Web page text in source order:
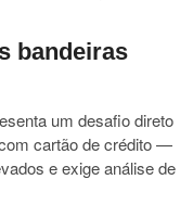
bandeiras
um desafio direto
cartão de crédito —
e exige análise de